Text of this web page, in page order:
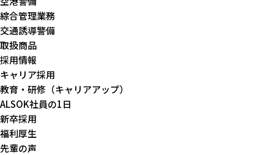
綜合管理業務
交通誘導警備
取扱商品
採用情報
キャリア採用
教育・研修（キャリアアップ）
ALSOK社員の1日
新卒採用
福利厚生
先輩の声